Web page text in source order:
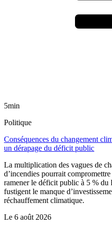
5min
Politique
Conséquences du changement
un dérapage du déficit public
La multiplication des vagues de
d’incendies pourrait
ramener le déficit public à 5 % du
fustigent le manque
réchauffement climatique.
Le 6 août 2026